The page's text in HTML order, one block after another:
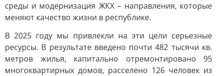
среды и модернизация ЖКХ – направления, которые
меняют качество жизни в республике.
В 2025 году мы привлекли на эти цели серьезные
ресурсы. В результате введено почти 482 тысячи кв.
метров жилья, капитально отремонтировано 95
многоквартирных домов, расселено 126 человек из